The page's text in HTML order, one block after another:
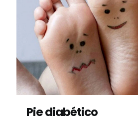
Pie diabético